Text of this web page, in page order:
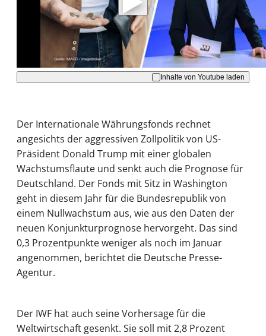
Hinweise dazu erhalten Sie in der Datenschutzerklärung
Akzeptieren
Inhalte von Youtube laden
Der Internationale Währungsfonds rechnet
angesichts der aggressiven Zollpolitik von US-
Präsident Donald Trump mit einer globalen
Wachstumsflaute und senkt auch die Prognose für
Deutschland. Der Fonds mit Sitz in Washington
geht in diesem Jahr für die Bundesrepublik von
einem Nullwachstum aus, wie aus den Daten der
neuen Konjunkturprognose hervorgeht. Das sind
0,3 Prozentpunkte weniger als noch im Januar
angenommen, berichtet die Deutsche Presse-
Agentur.
Der IWF hat auch seine Vorhersage für die
Weltwirtschaft gesenkt. Sie soll mit 2,8 Prozent